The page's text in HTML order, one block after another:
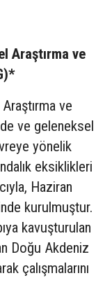
Araştırma ve
*
ve
ve geleneksel
yönelik
eksiklikleri
Haziran
kurulmuştur.
kavuşturulan
Doğu Akdeniz
çalışmalarını